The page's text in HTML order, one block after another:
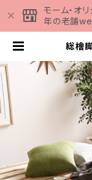
モーム・オ
年の老舗
総檜